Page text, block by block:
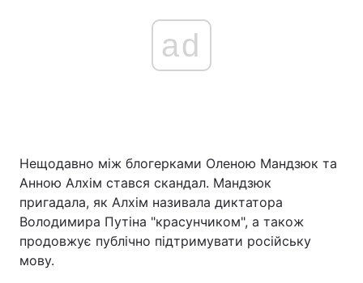
ad
Нещодавно між блогерками Оленою Мандзюк та
Анною Алхім стався скандал. Мандзюк
пригадала, як Алхім називала диктатора
Володимира Путіна "красунчиком", а також
продовжує публічно підтримувати російську
мову.